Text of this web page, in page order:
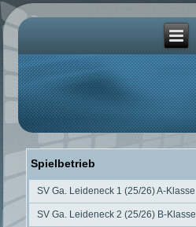
Spielbetrieb
SV Ga. Leideneck 1 (25/26) A-Klasse
SV Ga. Leideneck 2 (25/26) B-Klasse